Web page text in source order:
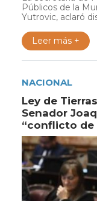
Públicos de la
Yutrovic, aclaró
Leer más +
NACIONAL
Ley de
Senador
“conflicto de